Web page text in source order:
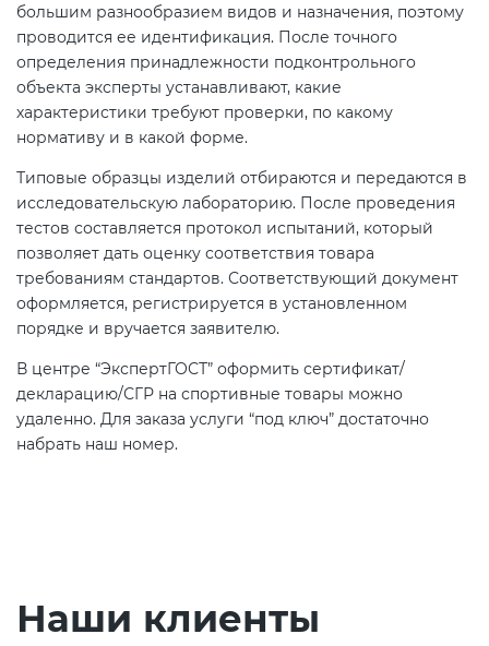
большим разнообразием видов и назначения, поэтому
проводится ее идентификация. После точного
определения принадлежности подконтрольного
объекта эксперты устанавливают, какие
характеристики требуют проверки, по какому
нормативу и в какой форме.
Типовые образцы изделий отбираются и передаются в
исследовательскую лабораторию. После проведения
тестов составляется протокол испытаний, который
позволяет дать оценку соответствия товара
требованиям стандартов. Соответствующий документ
оформляется, регистрируется в установленном
порядке и вручается заявителю.
В центре “ЭкспертГОСТ” оформить сертификат/
декларацию/СГР на спортивные товары можно
удаленно. Для заказа услуги “под ключ” достаточно
набрать наш номер.
Наши клиенты
Действующие технические
регламенты